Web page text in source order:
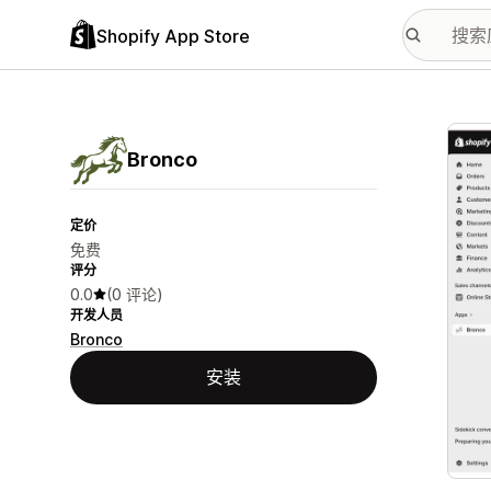
Shopify App Store
Bronco
定价
免费
评分
0.0 (0 评论)
开发人员
Bronco
安装
配图